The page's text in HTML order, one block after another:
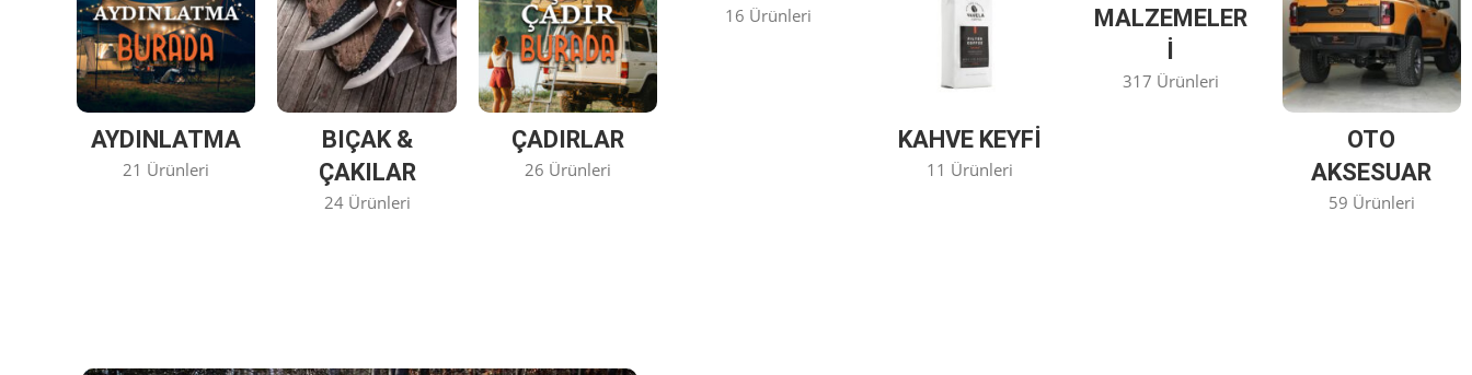
AYDINLATMA
21 Ürünleri
BIÇAK &
ÇAKILAR
24 Ürünleri
ÇADIRLAR
26 Ürünleri
16 Ürünleri
KAHVE KEYFİ
11 Ürünleri
MALZEMELER
I
317 Ürünleri
OTO
AKSESUAR
59 Ürünleri